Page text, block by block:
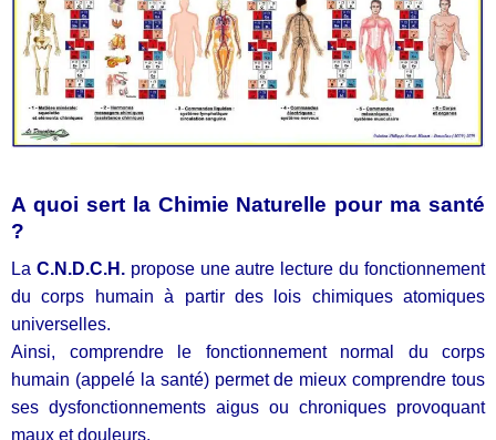
A quoi sert la Chimie Naturelle pour ma santé
?
La C.N.D.C.H.propose une autre lecture du fonctionnement
du corps humain à partir des lois chimiques atomiques
universelles.
Ainsi, comprendre le fonctionnement normal du corps
humain (appelé la santé) permet de mieux comprendre tous
ses dysfonctionnements aigus ou chroniques provoquant
maux et douleurs.